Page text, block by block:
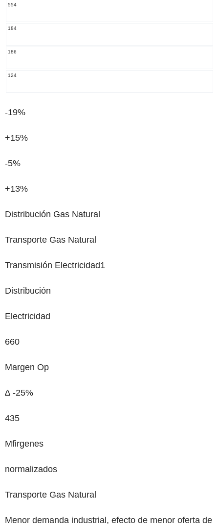
554
184
186
124
-19%
+15%
-5%
+13%
Distribución Gas Natural
Transporte Gas Natural
Transmisión Electricidad1
Distribución
Electricidad
660
Margen Op
∆ -25%
435
Mfirgenes
normalizados
Transporte Gas Natural
Menor demanda industrial, efecto de menor oferta de